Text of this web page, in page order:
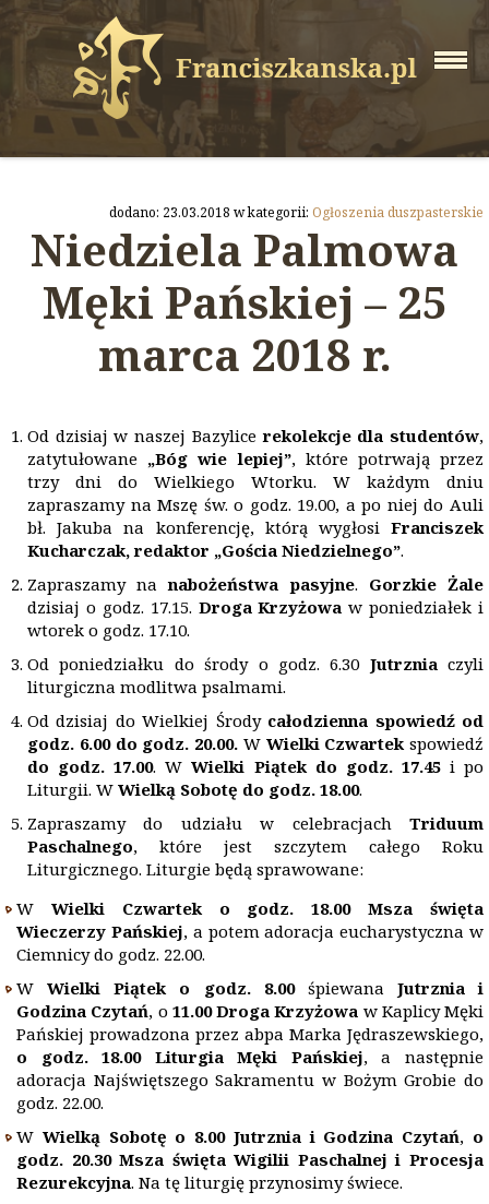
dodano: 23.03.2018 w kategorii: Ogłoszenia duszpasterskie
Niedziela Palmowa
Męki Pańskiej – 25
marca 2018 r.
Od dzisiaj w naszej Bazylicerekolekcje dla studentów,
zatytułowane „Bóg wie lepiej”, które potrwają przez
trzy dni do Wielkiego Wtorku. W każdym dniu
zapraszamy na Mszę św. o godz. 19.00, a po niej do Auli
bł. Jakuba na konferencję, którą wygłosi Franciszek
Kucharczak, redaktor „Gościa Niedzielnego”.
Zapraszamy nanabożeństwa pasyjne. Gorzkie Żale
dzisiaj o godz. 17.15. Droga Krzyżowa w poniedziałek i
wtorek o godz. 17.10.
Od poniedziałku do środy o godz. 6.30 Jutrznia czyli
liturgiczna modlitwa psalmami.
Od dzisiaj do Wielkiej Środy całodzienna spowiedź od
godz. 6.00 do godz. 20.00. W Wielki Czwartekspowiedź
do godz. 17.00. WWielki Piątek do godz. 17.45i po
Liturgii. W Wielką Sobotę do godz. 18.00.
Zapraszamy do udziału w celebracjach Triduum
Paschalnego, które jest szczytem całego Roku
Liturgicznego. Liturgie będą sprawowane:
W Wielki Czwartek o godz. 18.00 Msza święta
Wieczerzy Pańskiej, a potem adoracja eucharystyczna w
Ciemnicy do godz. 22.00.
W Wielki Piątek o godz. 8.00śpiewana Jutrznia i
Godzina Czytań, o 11.00 Droga Krzyżowa w Kaplicy Męki
Pańskiej prowadzona przez abpa Marka Jędraszewskiego,
o godz. 18.00 Liturgia Męki Pańskiej, a następnie
adoracja Najświętszego Sakramentu w Bożym Grobie do
godz. 22.00.
W Wielką Sobotę o 8.00 Jutrznia i Godzina Czytań, o
godz. 20.30 Msza święta Wigilii Paschalnej i Procesja
Rezurekcyjna. Na tę liturgię przynosimy świece.